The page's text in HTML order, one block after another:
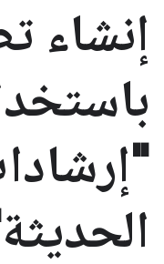
إنشاء